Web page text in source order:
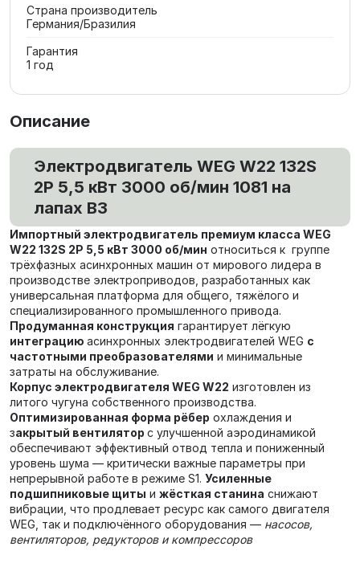
Страна производитель
Германия/Бразилия
Гарантия
1 год
Описание
Электродвигатель WEG W22 132S
2P 5,5 кВт 3000 об/мин 1081 на
лапах В3
Импортный электродвигатель премиум класса WEG
W22 132S 2P 5,5 кВт 3000 об/мин относиться к группе
трёхфазных асинхронных машин от мирового лидера в
производстве электроприводов, разработанных как
универсальная платформа для общего, тяжёлого и
специализированного промышленного привода.
Продуманная конструкция гарантирует лёгкую
интеграцию асинхронных электродвигателей WEG с
частотными преобразователями и минимальные
затраты на обслуживание.
Корпус электродвигателя WEG W22 изготовлен из
литого чугуна собственного производства.
Оптимизированная форма рёбер охлаждения и
закрытый вентилятор с улучшенной аэродинамикой
обеспечивают эффективный отвод тепла и пониженный
уровень шума — критически важные параметры при
непрерывной работе в режиме S1. Усиленные
подшипниковые щиты и жёсткая станина снижают
вибрации, что продлевает ресурс как самого двигателя
WEG, так и подключённого оборудования — насосов,
вентиляторов, редукторов и компрессоров